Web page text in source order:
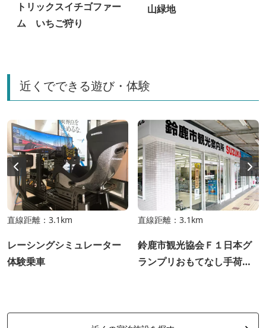
トリックスイチゴファー
ム いちご狩り
山緑地
近くでできる遊び・体験
直線距離：3.1km
レーシングシミュレーター
体験乗車
直線距離：3.1km
鈴鹿市観光協会Ｆ１日本グ
ランプリおもてなし手荷物